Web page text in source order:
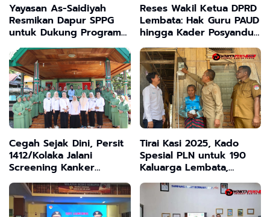
Yayasan As-Saidiyah
Resmikan Dapur SPPG
untuk Dukung Program
Makan Bergizi Gratis di
Bangkalan
Reses Wakil Ketua DPRD
Lembata: Hak Guru PAUD
hingga Kader Posyandu
Tertunda Akibat PMK 81
Cegah Sejak Dini, Persit
1412/Kolaka Jalani
Screening Kanker
Serviks dengan
Teknologi HPV DNA
Tirai Kasi 2025, Kado
Spesial PLN untuk 190
Kaluarga Lembata,
Wabup Nasir Hadirkan
Cahaya di Rumah Ibu
Maria